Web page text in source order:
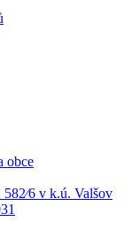
obce
582⁄6 v k.ú. Valšov